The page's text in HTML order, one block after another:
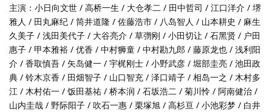
主演：小日向文世 / 高桥一生 / 大仓孝二 / 田中哲司 / 江口洋介 / 堺
雅人 / 田丸麻纪 / 筒井道隆 / 佐藤浩市 / 八岛智人 / 山本耕史 / 麻生
久美子 / 浅田美代子 / 大谷亮介 / 草彅刚 / 小田切让 / 石黑贤 / 户田
惠子 / 甲本雅裕 / 优香 / 中村狮童 / 中村勘九郎 / 藤原龙也 / 浅利阳
介 / 香取慎吾 / 矢岛健一 / 宇梶刚士 / 小野武彦 / 堀部圭亮 / 池田政
典 / 铃木京香 / 田畑智子 / 山口智充 / 泽口靖子 / 相岛一之 / 木村多
江 / 木村佑一 / 饭田基祐 / 桥本润 / 石坂浩二 / 菊川怜 / 阿南健治 /
山内圭哉 / 野际阳子 / 吹石一惠 / 栗塚旭 / 高杉亘 / 小池彩梦 / 白井